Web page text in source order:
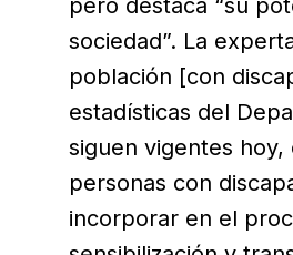
pero destaca “su
sociedad”. La
población [con
estadísticas del
siguen vigentes
personas con
incorporar en el